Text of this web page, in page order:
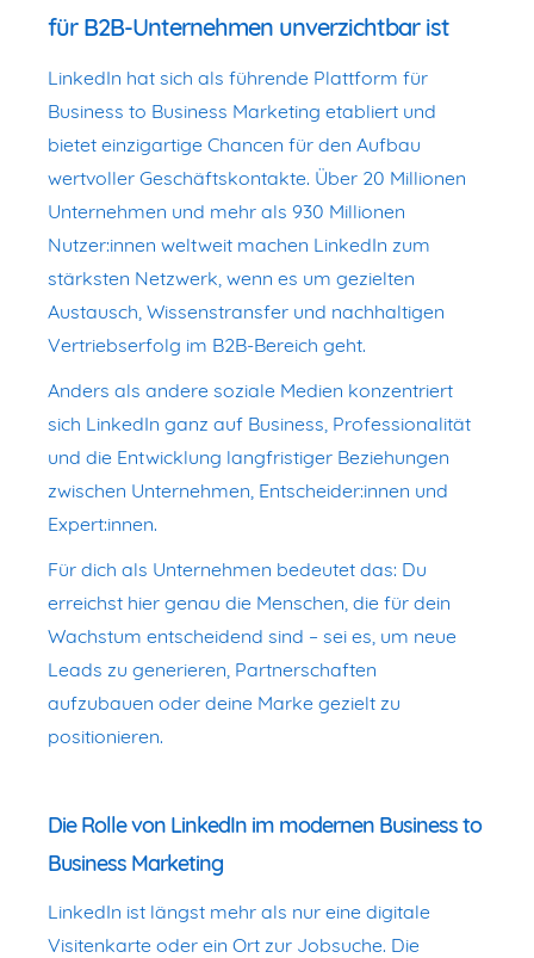
für B2B-Unternehmen unverzichtbar ist
LinkedIn hat sich als führende Plattform für
Business to Business Marketing etabliert und
bietet einzigartige Chancen für den Aufbau
wertvoller Geschäftskontakte. Über 20 Millionen
Unternehmen und mehr als 930 Millionen
Nutzer:innen weltweit machen LinkedIn zum
stärksten Netzwerk, wenn es um gezielten
Austausch, Wissenstransfer und nachhaltigen
Vertriebserfolg im B2B-Bereich geht.
Anders als andere soziale Medien konzentriert
sich LinkedIn ganz auf Business, Professionalität
und die Entwicklung langfristiger Beziehungen
zwischen Unternehmen, Entscheider:innen und
Expert:innen.
Für dich als Unternehmen bedeutet das: Du
erreichst hier genau die Menschen, die für dein
Wachstum entscheidend sind – sei es, um neue
Leads zu generieren, Partnerschaften
aufzubauen oder deine Marke gezielt zu
positionieren.
Die Rolle von LinkedIn im modernen Business to
Business Marketing
LinkedIn ist längst mehr als nur eine digitale
Visitenkarte oder ein Ort zur Jobsuche. Die